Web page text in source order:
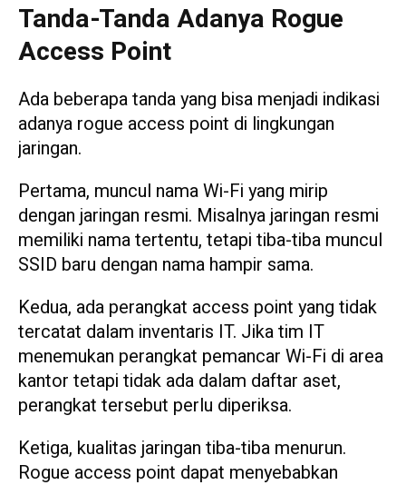
Tanda-Tanda Adanya Rogue
Access Point
Ada beberapa tanda yang bisa menjadi indikasi
adanya rogue access point di lingkungan
jaringan.
Pertama, muncul nama Wi-Fi yang mirip
dengan jaringan resmi. Misalnya jaringan resmi
memiliki nama tertentu, tetapi tiba-tiba muncul
SSID baru dengan nama hampir sama.
Kedua, ada perangkat access point yang tidak
tercatat dalam inventaris IT. Jika tim IT
menemukan perangkat pemancar Wi-Fi di area
kantor tetapi tidak ada dalam daftar aset,
perangkat tersebut perlu diperiksa.
Ketiga, kualitas jaringan tiba-tiba menurun.
Rogue access point dapat menyebabkan